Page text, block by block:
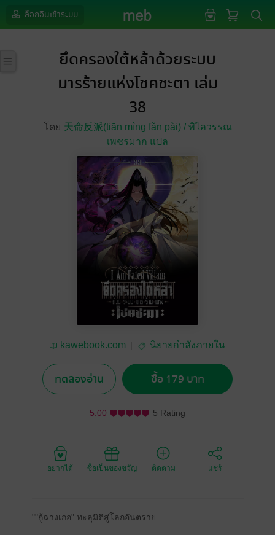
ล็อกอินเข้าระบบ
ยึดครองใต้หล้าด้วยระบบ
มารร้ายแห่งโชคชะตา เล่ม
38
โดย 天命反派(tiān mìng fǎn pài) /พิไลวรรณ
เพชรมาก แปล
kawebook.com นิยายกำลังภายใน
ทดลองอ่าน ซื้อ 179 บาท
5.00 5 Rating
อยากได้ ซื้อเป็นของขวัญ ติดตาม แชร์
""กู้ฉางเกอ" ทะลุมิติสู่โลกอันตราย